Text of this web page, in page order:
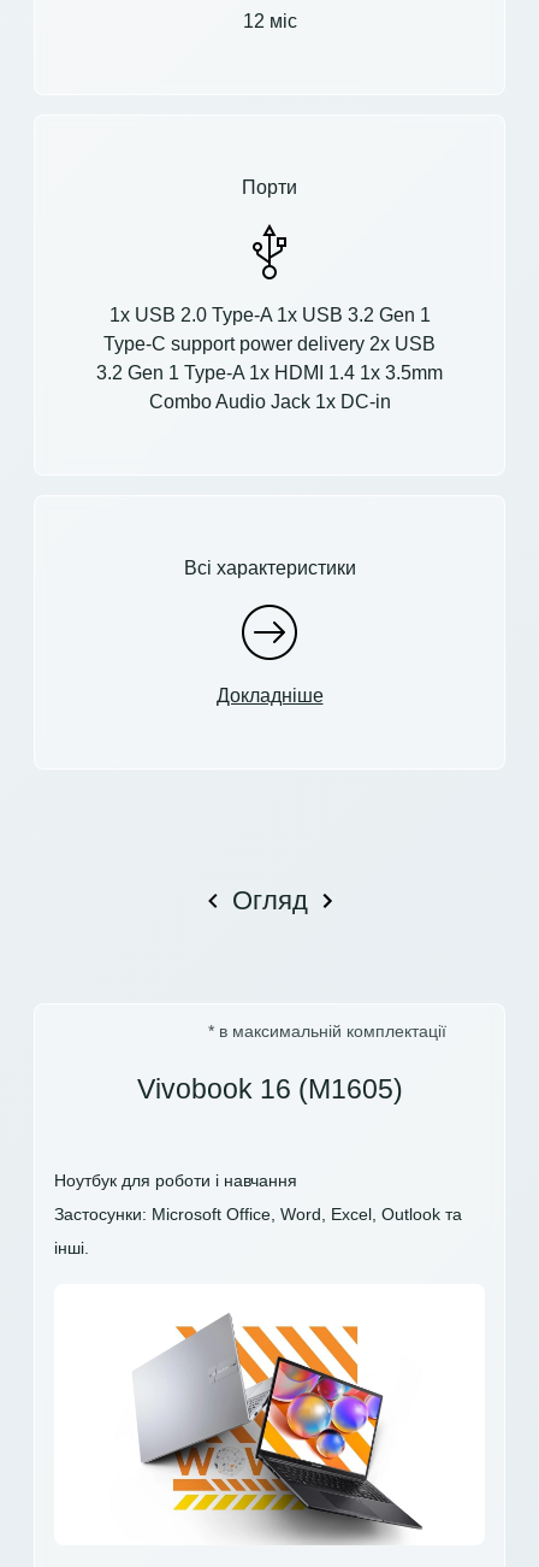
12 міс
Порти
1x USB 2.0 Type-A 1x USB 3.2 Gen 1
Type-C support power delivery 2x USB
3.2 Gen 1 Type-A 1x HDMI 1.4 1x 3.5mm
Combo Audio Jack 1x DC-in
Всі характеристики
Докладніше
Огляд
* в максимальній комплектації
Vivobook 16 (M1605)
Ноутбук для роботи і навчання
Застосунки: Microsoft Office, Word, Excel, Outlook та
інші.